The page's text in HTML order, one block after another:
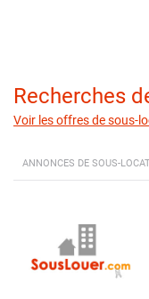
Recherches
Voir les offres de sous-
ANNONCES DE SOUS-